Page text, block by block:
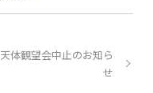
天体観望会中止のお知ら
せ